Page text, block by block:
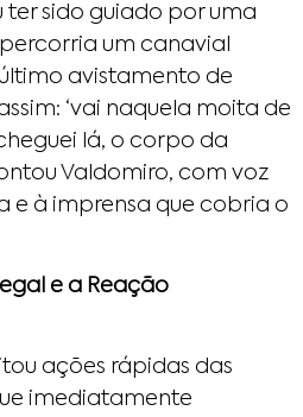
ter sido guiado por uma
um canavial
avistamento de
‘vai naquela moita de
lá, o corpo da
Valdomiro, com voz
e à imprensa que cobria o
e a Reação
ações rápidas das
imediatamente